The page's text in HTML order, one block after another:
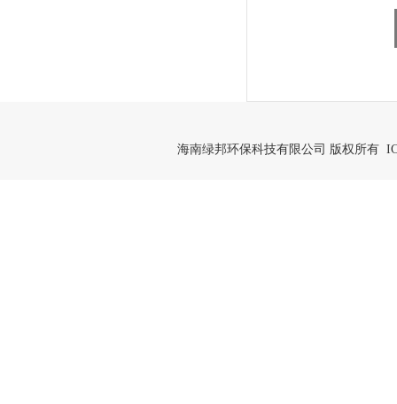
海南绿邦环保科技有限公司 版权所有